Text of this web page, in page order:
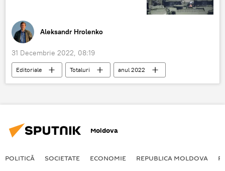
Aleksandr Hrolenko
31 Decembrie 2022, 08:19
Editoriale Totaluri
anul 2022
operațiune specială
operațiune militară
Moldova
POLITICĂ SOCIETATE ECONOMIE REPUBLICA MOLDOVA